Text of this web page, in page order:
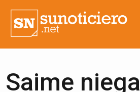
Saime niega